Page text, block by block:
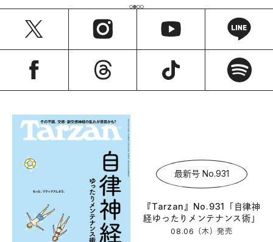
最新号 No.931
『Tarzan』No.931「自律神
経ゆったりメンテナンス術」
08.06（木）発売